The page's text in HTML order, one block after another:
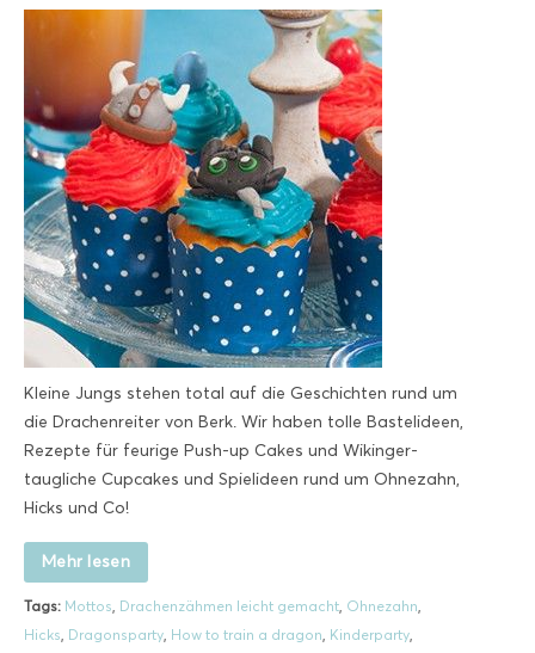
Kleine Jungs stehen total auf die Geschichten rund um
die Drachenreiter von Berk. Wir haben tolle Bastelideen,
Rezepte für feurige Push-up Cakes und Wikinger-
taugliche Cupcakes und Spielideen rund um Ohnezahn,
Hicks und Co!
Mehr lesen
Tags: Mottos, Drachenzähmen leicht gemacht, Ohnezahn,
Hicks, Dragonsparty, How to train a dragon, Kinderparty,